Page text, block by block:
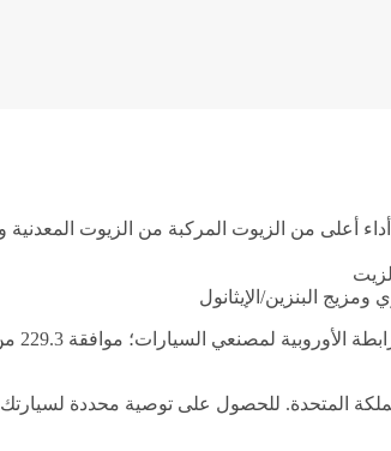
أعلى من الزيوت المركبة من الزيوت المعدنية
البنزين/الإيثانول
المتحدة. للحصول على توصية محددة